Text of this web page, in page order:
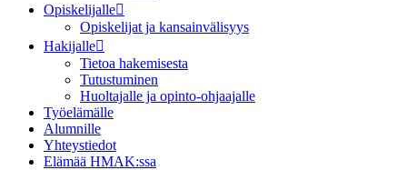
Opiskelijalle
Opiskelijat ja kansainvälisyys
Hakijalle
Tietoa hakemisesta
Tutustuminen
Huoltajalle ja opinto-ohjaajalle
Työelämälle
Alumnille
Yhteystiedot
Elämää HMAK:ssa